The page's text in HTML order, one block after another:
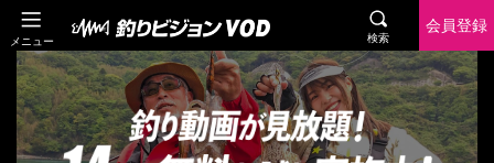
メニュー 検索
会員登録